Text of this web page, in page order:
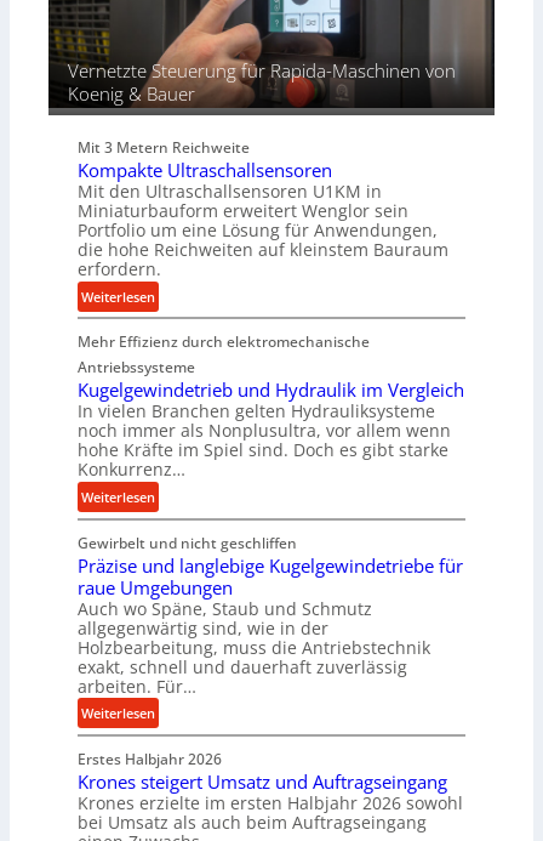
d
i
P
r
o
d
u
k
t
i
o
n
i
n
d
e
n
M
i
t
t
e
l
s
a
n
d
Vernetzte Steuerung für Rapida-Maschinen von
Koenig & Bauer
Mit 3 Metern Reichweite
Kompakte Ultraschallsensoren
Mit den Ultraschallsensoren U1KM in
Miniaturbauform erweitert Wenglor sein
Portfolio um eine Lösung für Anwendungen,
die hohe Reichweiten auf kleinstem Bauraum
erfordern.
Weiterlesen:
K
o
m
p
a
k
t
e
U
l
t
r
a
s
c
h
a
l
l
s
e
n
s
Mehr Effizienz durch elektromechanische
Antriebssysteme
Kugelgewindetrieb und Hydraulik im Vergleich
In vielen Branchen gelten Hydrauliksysteme
noch immer als Nonplusultra, vor allem wenn
hohe Kräfte im Spiel sind. Doch es gibt starke
Konkurrenz…
Weiterlesen:
K
u
g
e
l
g
e
w
i
n
d
e
t
r
Gewirbelt und nicht geschliffen
Präzise und langlebige Kugelgewindetriebe für
raue Umgebungen
Auch wo Späne, Staub und Schmutz
allgegenwärtig sind, wie in der
Holzbearbeitung, muss die Antriebstechnik
exakt, schnell und dauerhaft zuverlässig
arbeiten. Für…
Weiterlesen:
P
r
ä
z
i
Erstes Halbjahr 2026
Krones steigert Umsatz und Auftragseingang
Krones erzielte im ersten Halbjahr 2026 sowohl
bei Umsatz als auch beim Auftragseingang